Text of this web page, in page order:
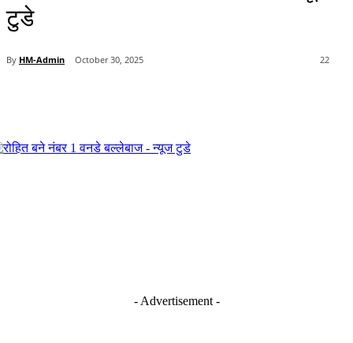
टुडे
By HM-Admin October 30, 2025 22
- Advertisement -